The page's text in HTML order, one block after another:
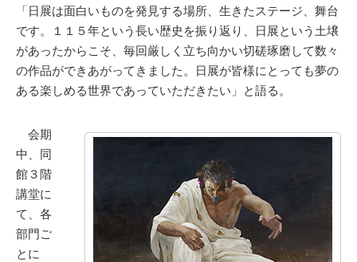
「日展は面白いものを発見する場所、生きたステージ、舞台
です。１１５年という長い歴史を振り返り、日展という土壌
があったからこそ、毎回厳しく立ち向かい切磋琢磨して数々
の作品ができあがってきました。日展が皆様にとっても夢の
ある楽しめる世界であっていただきたい」と語る。
会期
中、同
館３階
講堂に
て、各
部門ご
とに